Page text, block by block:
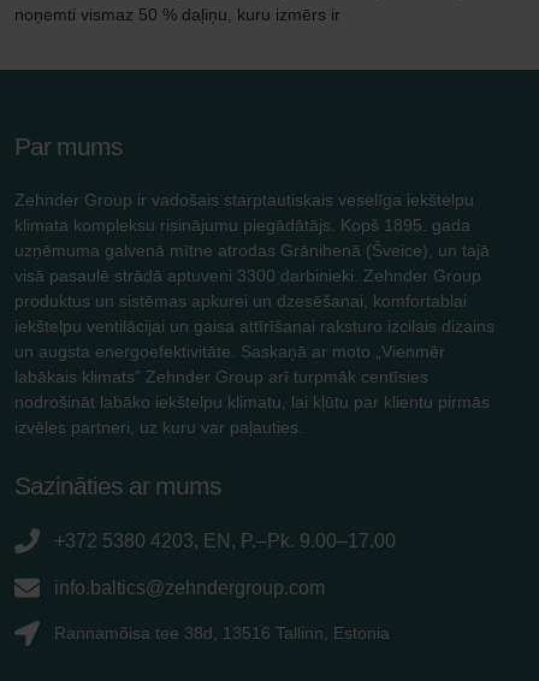
noņemti vismaz 50 % daļiņu, kuru izmērs ir
Par mums
Zehnder Group ir vadošais starptautiskais veselīga iekštelpu
klimata kompleksu risinājumu piegādātājs. Kopš 1895. gada
uzņēmuma galvenā mītne atrodas Grānihenā (Šveice), un tajā
visā pasaulē strādā aptuveni 3300 darbinieki. Zehnder Group
produktus un sistēmas apkurei un dzesēšanai, komfortablai
iekštelpu ventilācijai un gaisa attīrīšanai raksturo izcilais dizains
un augsta energoefektivitāte. Saskaņā ar moto „Vienmēr
labākais klimats” Zehnder Group arī turpmāk centīsies
nodrošināt labāko iekštelpu klimatu, lai kļūtu par klientu pirmās
izvēles partneri, uz kuru var paļauties.
Sazināties ar mums
+372 5380 4203, EN, P.–Pk. 9.00–17.00
info.baltics@zehndergroup.com
Rannamõisa tee 38d, 13516 Tallinn, Estonia